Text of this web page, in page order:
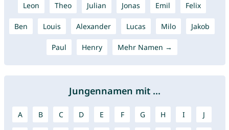
Leon Theo Julian Jonas Emil Felix
Ben Louis Alexander Lucas Milo Jakob
Paul Henry Mehr Namen →
Jungennamen mit ...
A B C D E F G H I J